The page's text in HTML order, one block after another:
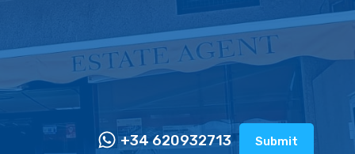
+34 620932713 Submit